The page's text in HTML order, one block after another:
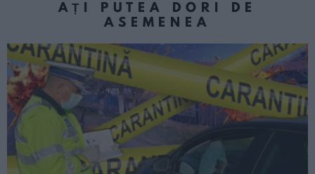
AȚI PUTEA DORI DE
ASEMENEA